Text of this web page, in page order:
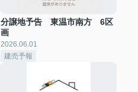
分譲地予告 東温市南方 6区
画
2026.06.01
建売予報